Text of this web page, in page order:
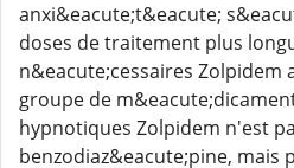
anxi&eacute;t&eacute;
doses de traitement plus
n&eacute;cessaires Zolpidem
groupe de
hypnotiques Zolpidem n'est
benzodiaz&eacute;pine, mais